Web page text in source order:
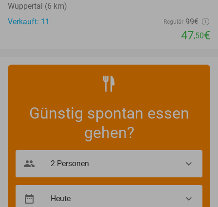
Wuppertal (6 km)
Verkauft: 11
Regulär 99€
47,50€
Günstig spontan essen
gehen?